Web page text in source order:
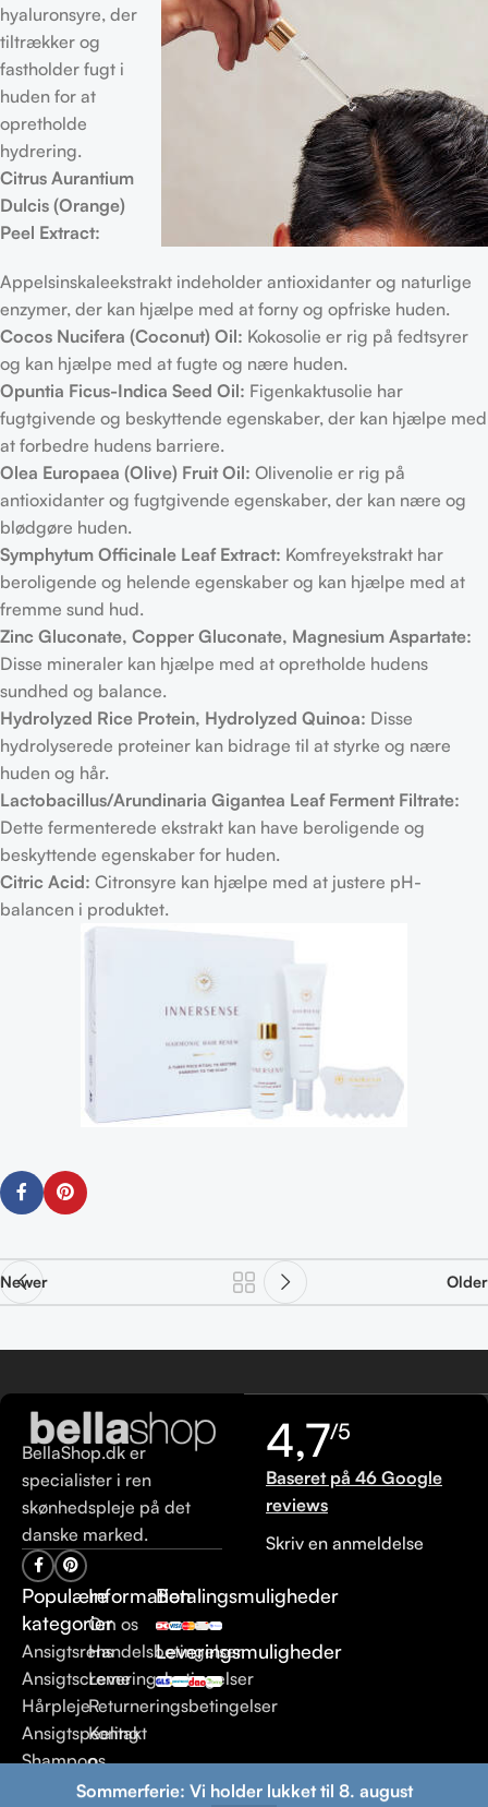
Sommerferie: Vi holder lukket til 8. august
hyaluronsyre, der
tiltrækker og
fastholder fugt i
huden for at
opretholde
hydrering.
Citrus Aurantium
Dulcis (Orange)
Peel Extract:
Appelsinskaleekstrakt indeholder antioxidanter og naturlige
enzymer, der kan hjælpe med at forny og opfriske huden.
Cocos Nucifera (Coconut) Oil: Kokosolie er rig på fedtsyrer
og kan hjælpe med at fugte og nære huden.
Opuntia Ficus-Indica Seed Oil: Figenkaktusolie har
fugtgivende og beskyttende egenskaber, der kan hjælpe med
at forbedre hudens barriere.
Olea Europaea (Olive) Fruit Oil: Olivenolie er rig på
antioxidanter og fugtgivende egenskaber, der kan nære og
blødgøre huden.
Symphytum Officinale Leaf Extract: Komfreyekstrakt har
beroligende og helende egenskaber og kan hjælpe med at
fremme sund hud.
Zinc Gluconate, Copper Gluconate, Magnesium Aspartate:
Disse mineraler kan hjælpe med at opretholde hudens
sundhed og balance.
Hydrolyzed Rice Protein, Hydrolyzed Quinoa: Disse
hydrolyserede proteiner kan bidrage til at styrke og nære
huden og hår.
Lactobacillus/Arundinaria Gigantea Leaf Ferment Filtrate:
Dette fermenterede ekstrakt kan have beroligende og
beskyttende egenskaber for huden.
Citric Acid: Citronsyre kan hjælpe med at justere pH-
balancen i produktet.
Newer Older
BellaShop.dk er
specialister i ren
skønhedspleje på det
danske marked.
Populære
kategorier
Ansigtsrens
Ansigtscreme
Hårpleje
Ansigtspeeling
Shampoo
Information
Om os
Handelsbetingelser
Leveringsbetingelser
Returneringsbetingelser
Kontakt
os
Betalingsmuligheder
Leveringsmuligheder
4,7/5
Baseret på 46 Google
reviews
Skriv en anmeldelse